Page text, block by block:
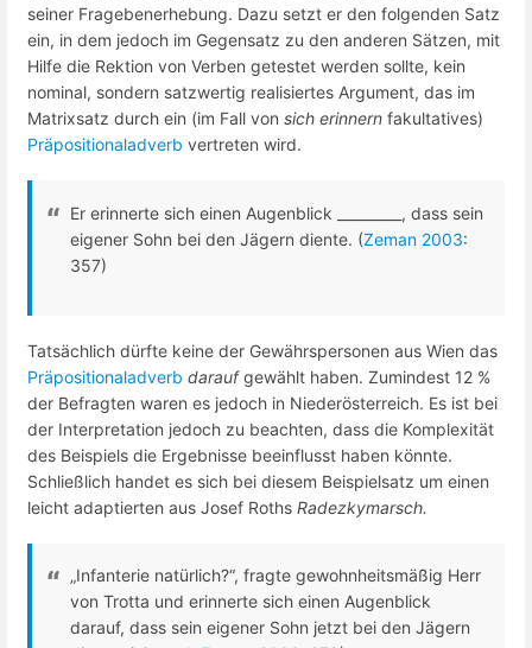
seiner Fragebenerhebung. Dazu setzt er den folgenden Satz
ein, in dem jedoch im Gegensatz zu den anderen Sätzen, mit
Hilfe die Rektion von Verben getestet werden sollte, kein
nominal, sondern satzwertig realisiertes Argument, das im
Matrixsatz durch ein (im Fall von sich erinnern fakultatives)
Präpositionaladverb vertreten wird.
Er erinnerte sich einen Augenblick _________, dass sein
eigener Sohn bei den Jägern diente. (Zeman 2003:
357)
Tatsächlich dürfte keine der Gewährspersonen aus Wien das
Präpositionaladverb daraufgewählt haben. Zumindest 12 %
der Befragten waren es jedoch in Niederösterreich. Es ist bei
der Interpretation jedoch zu beachten, dass die Komplexität
des Beispiels die Ergebnisse beeinflusst haben könnte.
Schließlich handet es sich bei diesem Beispielsatz um einen
leicht adaptierten aus Josef Roths Radezkymarsch.
„Infanterie natürlich?“, fragte gewohnheitsmäßig Herr
von Trotta und erinnerte sich einen Augenblick
darauf, dass sein eigener Sohn jetzt bei den Jägern